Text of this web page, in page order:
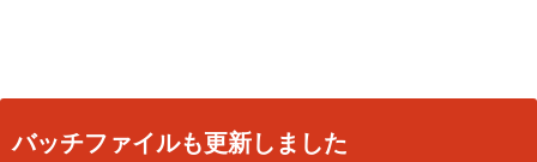
バッチファイルも更新しました